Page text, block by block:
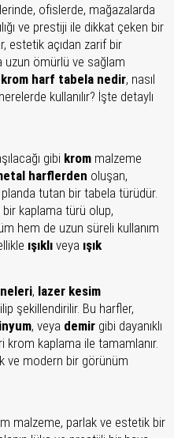
ofislerde, mağazalarda
ve prestiji ile dikkat çeken bir
estetik açıdan zarif bir
uzun ömürlü ve sağlam
krom harf tabela nedir, nasıl
kullanılır? İşte detaylı
gibi krom malzeme
harflerden oluşan,
planda tutan bir tabela türüdür.
kaplama türü olup,
hem de uzun süreli kullanım
ışıklı veya ışık
, lazer kesim
şekillendirilir. Bu harfler,
, veya demir gibi dayanıklı
krom kaplama ile tamamlanır.
ve modern bir görünüm
malzeme, parlak ve estetik bir